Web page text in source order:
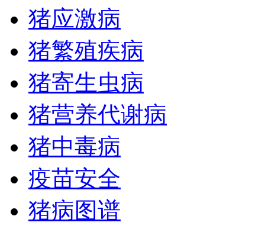
猪应激病
猪繁殖疾病
猪寄生虫病
猪营养代谢病
猪中毒病
疫苗安全
猪病图谱